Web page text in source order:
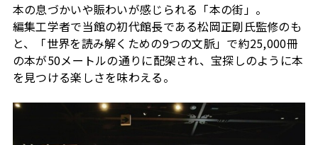
本の息づかいや賑わいが感じられる「本の街」。
編集工学者で当館の初代館長である松岡正剛氏監修のも
と、「世界を読み解くための9つの文脈」で約25,000冊
の本が50メートルの通りに配架され、宝探しのように本
を見つける楽しさを味わえる。